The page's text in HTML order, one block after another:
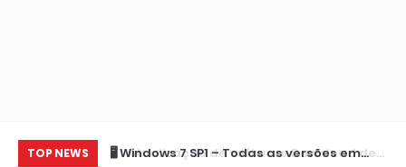
TOP NEWS
🖥️ Windows 7 SP1 – Todas as versões em
Atualização de software Download de